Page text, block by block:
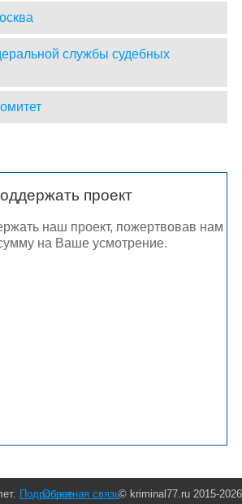
службы судебных
проект
наш проект, пожертвовав нам
на Ваше усмотрение.
Подробнее © kriminal77.ru 2015-2026
Обратная связь